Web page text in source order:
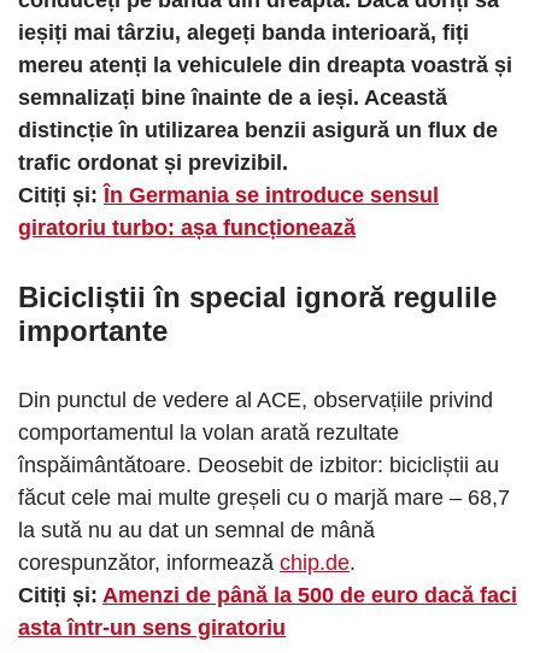
ieșiți mai târziu, alegeți banda interioară, fiți
mereu atenți la vehiculele din dreapta voastră și
semnalizați bine înainte de a ieși. Această
distincție în utilizarea benzii asigură un flux de
trafic ordonat și previzibil.
Citiți și:În Germania se introduce sensul
giratoriu turbo: așa funcționează
Bicicliștii în special ignoră regulile
importante
Din punctul de vedere al ACE, observațiile privind
comportamentul la volan arată rezultate
înspăimântătoare. Deosebit de izbitor: bicicliștii au
făcut cele mai multe greșeli cu o marjă mare – 68,7
la sută nu au dat un semnal de mână
corespunzător, informează chip.de.
Citiți și: Amenzi de până la 500 de euro dacă faci
asta într-un sens giratoriu